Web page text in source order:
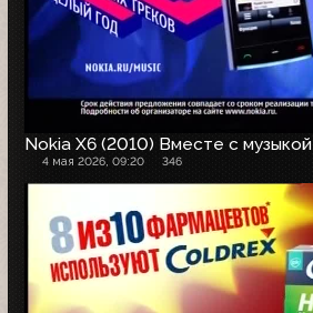
Nokia X6 (2010) Вместе с музыкой
4 мая 2026, 09:20 346